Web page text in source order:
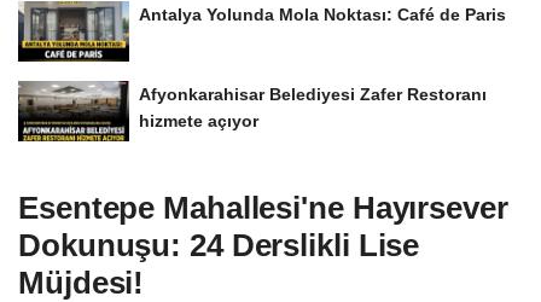
Antalya Yolunda Mola Noktası: Café de Paris
Afyonkarahisar Belediyesi Zafer Restoranı
hizmete açıyor
Esentepe Mahallesi'ne Hayırsever
Dokunuşu: 24 Derslikli Lise
Müjdesi!